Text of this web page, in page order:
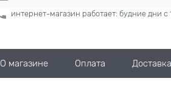
интернет-магазин работает: будние дни с
О магазине Оплата Доставка